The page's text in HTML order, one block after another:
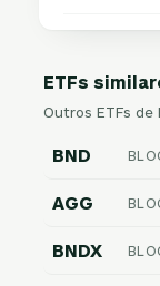
ETFs
Outros ETFs de
BND
AGG
BNDX